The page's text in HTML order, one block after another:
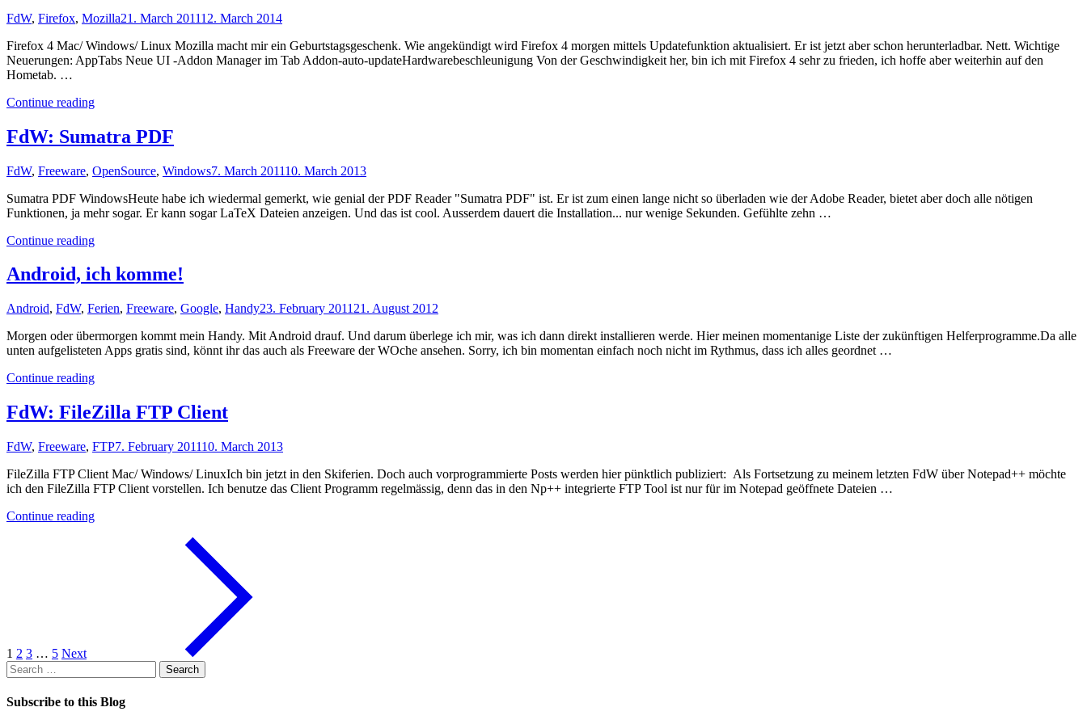
FdW, Firefox, Mozilla21. March 201112. March 2014
Firefox 4 Mac/ Windows/ Linux Mozilla macht mir ein Geburtstagsgeschenk. Wie angekündigt wird Firefox 4 morgen mittels Updatefunktion aktualisiert. Er ist jetzt aber schon herunterladbar. Nett. Wichtige
Neuerungen: AppTabs Neue UI -Addon Manager im Tab Addon-auto-updateHardwarebeschleunigung Von der Geschwindigkeit her, bin ich mit Firefox 4 sehr zu frieden, ich hoffe aber weiterhin auf den
Hometab. …
Continue reading"FdW:
FdW: Sumatra PDF
FdW, Freeware, OpenSource, Windows7. March 201110. March 2013
Sumatra PDF WindowsHeute habe ich wiedermal gemerkt, wie genial der PDF Reader "Sumatra PDF" ist. Er ist zum einen lange nicht so überladen wie der Adobe Reader, bietet aber doch alle nötigen
Funktionen, ja mehr sogar. Er kann sogar LaTeX Dateien anzeigen. Und das ist cool. Ausserdem dauert die Installation... nur wenige Sekunden. Gefühlte zehn …
Continue reading"FdW:
PDF"
Android, ich komme!
Android, FdW, Ferien, Freeware, Google, Handy23. February 2011 21. August 2012
Morgen oder übermorgen kommt mein Handy. Mit Android drauf. Und darum überlege ich mir, was ich dann direkt installieren werde. Hier meinen momentanige Liste der zukünftigen Helferprogramme.Da alle
unten aufgelisteten Apps gratis sind, könnt ihr das auch als Freeware der WOche ansehen. Sorry, ich bin momentan einfach noch nicht im Rythmus, dass ich alles geordnet …
Continue reading"Android,
komme!"
FdW: FileZilla FTP Client
FdW, Freeware, FTP7. February 201110. March 2013
FileZilla FTP Client Mac/ Windows/ LinuxIch bin jetzt in den Skiferien. Doch auch vorprogrammierte Posts werden hier pünktlich publiziert: Als Fortsetzung zu meinem letzten FdW über Notepad++ möchte
ich den FileZilla FTP Client vorstellen. Ich benutze das Client Programm regelmässig, denn das in den Np++ integrierte FTP Tool ist nur für im Notepad geöffnete Dateien …
Continue reading"FdW:
1 2 3 … 5 Next
Search
for:
Subscribe to this Blog